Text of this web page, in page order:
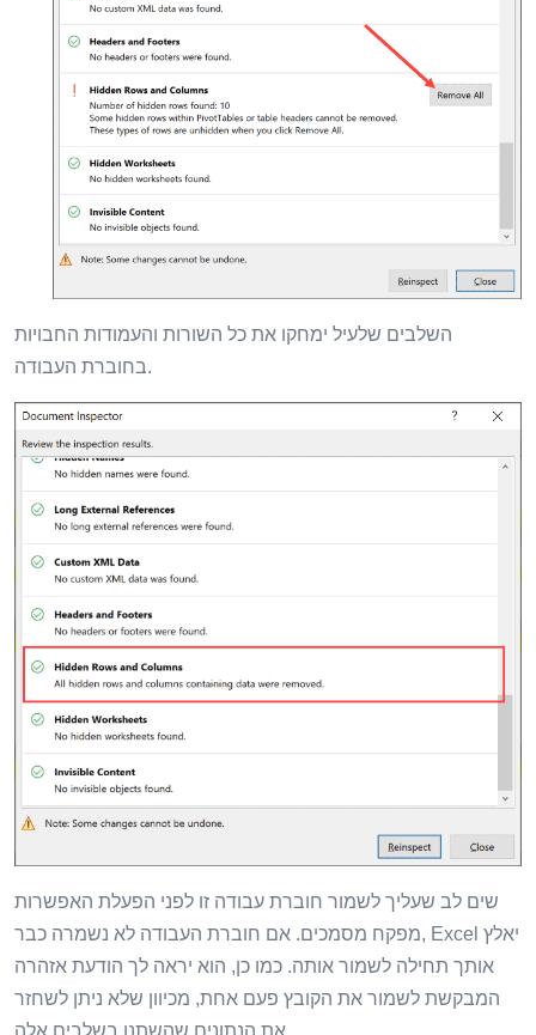
השלבים שלעיל ימחקו את כל השורות והעמודות החבויות
בחוברת העבודה.
שים לב שעליך לשמור חוברת עבודה זו לפני הפעלת האפשרות
מפקח מסמכים. אם חוברת העבודה לא נשמרה כבר, Excel יאלץ
אותך תחילה לשמור אותה. כמו כן, הוא יראה לך הודעת אזהרה
המבקשת לשמור את הקובץ פעם אחת, מכיוון שלא ניתן לשחזר